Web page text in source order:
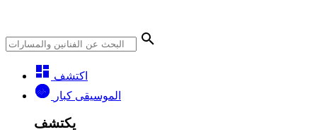
اكتشف
الموسيقى كبار
يكتشف